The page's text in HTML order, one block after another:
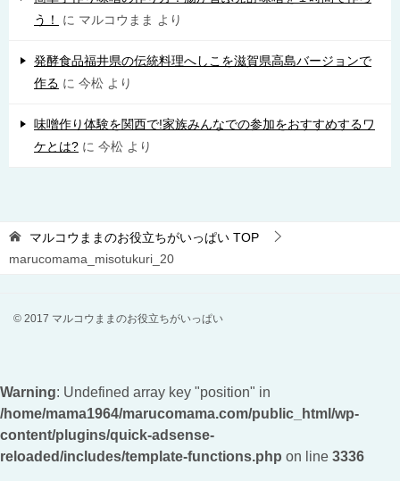
う！
に マルコウまま より
発酵食品福井県の伝統料理へしこを滋賀県高島バージョンで
作る に 今松 より
味噌作り体験を関西で!家族みんなでの参加をおすすめするワ
ケとは? に 今松 より
マルコウままのお役立ちがいっぱい TOP
marucomama_misotukuri_20
© 2017 マルコウままのお役立ちがいっぱい
Warning: Undefined array key "position" in
/home/mama1964/marucomama.com/public_html/wp-
content/plugins/quick-adsense-
reloaded/includes/template-functions.php on line 3336